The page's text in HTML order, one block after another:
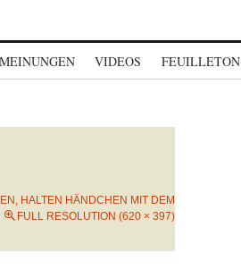
MEINUNGEN VIDEOS FEUILLETON
HALTEN HÄNDCHEN MIT DEM
FULL RESOLUTION (620 × 397)